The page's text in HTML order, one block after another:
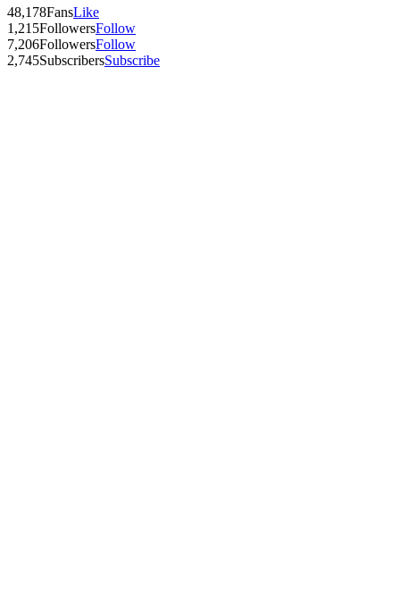
48,178FansLike
1,215FollowersFollow
7,206FollowersFollow
2,745SubscribersSubscribe